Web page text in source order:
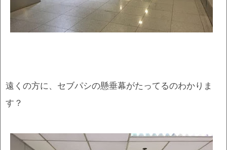
遠くの方に、セブパシの懸垂幕がたってるのわかりま
す？